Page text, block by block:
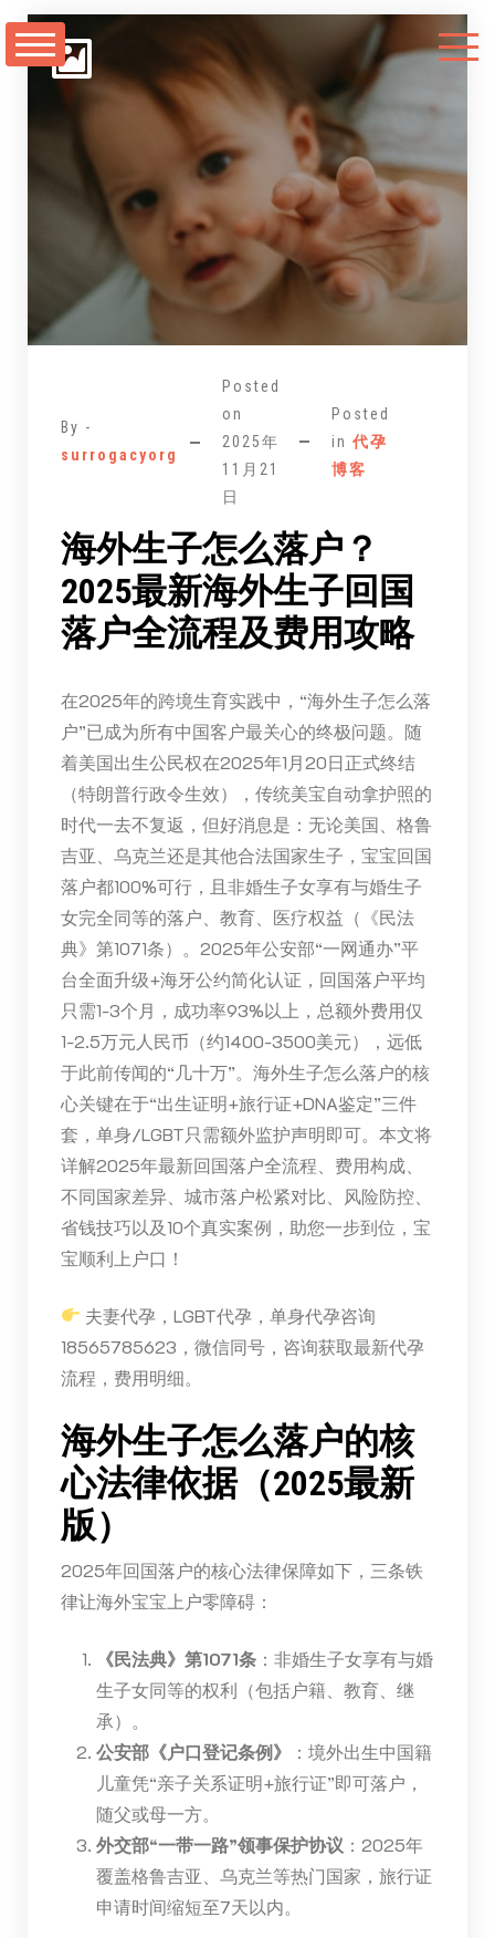
至
By -
surrogacyorg
Posted
on
2025年
11月21
日
Posted
in代孕
博客
海外生子怎么落户？
2025最新海外生子回国
落户全流程及费用攻略
在2025年的跨境生育实践中，“海外生子怎么落
户”已成为所有中国客户最关心的终极问题。随
着美国出生公民权在2025年1月20日正式终结
（特朗普行政令生效），传统美宝自动拿护照的
时代一去不复返，但好消息是：无论美国、格鲁
吉亚、乌克兰还是其他合法国家生子，宝宝回国
落户都100%可行，且非婚生子女享有与婚生子
女完全同等的落户、教育、医疗权益（《民法
典》第1071条）。2025年公安部“一网通办”平
台全面升级+海牙公约简化认证，回国落户平均
只需1-3个月，成功率93%以上，总额外费用仅
1-2.5万元人民币（约1400-3500美元），远低
于此前传闻的“几十万”。海外生子怎么落户的核
心关键在于“出生证明+旅行证+DNA鉴定”三件
套，单身/LGBT只需额外监护声明即可。本文将
详解2025年最新回国落户全流程、费用构成、
不同国家差异、城市落户松紧对比、风险防控、
省钱技巧以及10个真实案例，助您一步到位，宝
宝顺利上户口！
夫妻代孕，LGBT代孕，单身代孕咨询
18565785623，微信同号，咨询获取最新代孕
流程，费用明细。
海外生子怎么落户的核
心法律依据（2025最新
版）
2025年回国落户的核心法律保障如下，三条铁
律让海外宝宝上户零障碍：
《民法典》第1071条：非婚生子女享有与婚
生子女同等的权利（包括户籍、教育、继
承）。
公安部《户口登记条例》
：境外出生中国籍
儿童凭“亲子关系证明+旅行证”即可落户，
随父或母一方。
外交部“一带一路”领事保护协议 ：2025年
覆盖格鲁吉亚、乌克兰等热门国家，旅行证
申请时间缩短至7天以内。